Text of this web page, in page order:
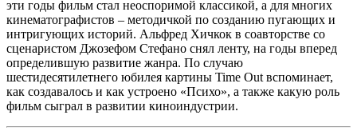
эти годы фильм стал неоспоримой классикой, а для многих
кинематографистов – методичкой по созданию пугающих и
интригующих историй. Альфред Хичкок в соавторстве со
сценаристом Джозефом Стефано снял ленту, на годы вперед
определившую развитие жанра. По случаю
шестидесятилетнего юбилея картины Time Out вспоминает,
как создавалось и как устроено «Психо», а также какую роль
фильм сыграл в развитии киноиндустрии.